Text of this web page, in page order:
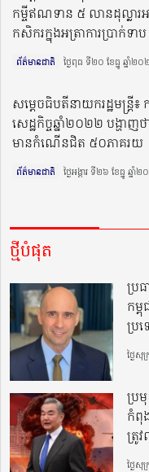
កម្ចីឥណទាន ៥ លានដុល្លារ
កសិករក្នុងអត្រាការប្រាក់ទាប
ព័ត៌មានជាតិ ថ្ងៃពុធ ទី២០ ខែធ្នូ ឆ្នាំ២
សម្តេចធិបតីនាយករដ្ឋមន្ត្រី៖ ក
សេដ្ឋកិច្ចឆ្នាំ២០២២ បង្ហាញថ
មានកំណើនជិត ៥០ភាគរយ
ព័ត៌មានជាតិ ថ្ងៃអង្គារ ទី២៦ ខែធ្នូ ឆ្នាំ
ថ្មីបំផុត
ប្រ
កម្
ប្រ
ថ្ងៃសុ
ប្រ
កំពុ
ត្រូ
ថ្ងៃសុ